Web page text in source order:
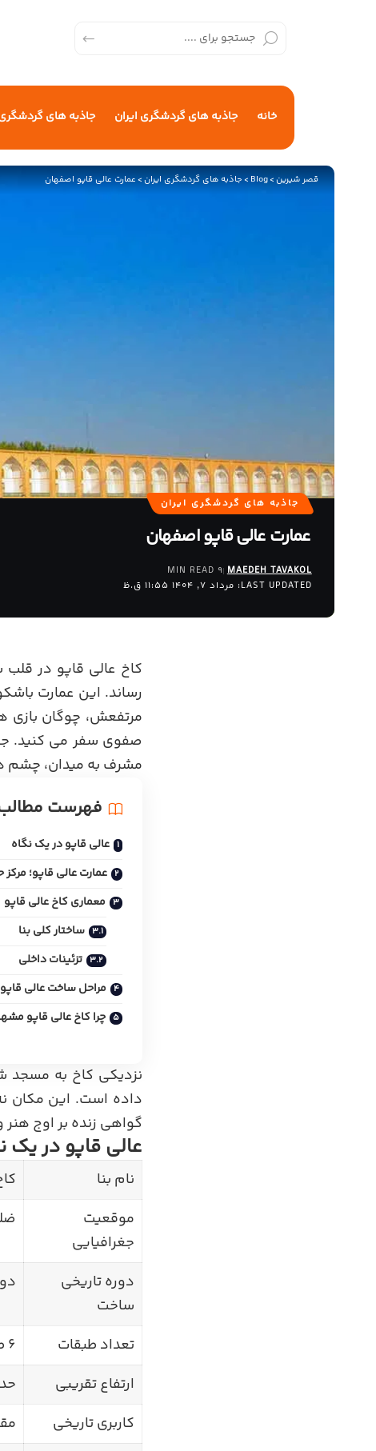
خانه جاذبه های گردشگری ایران جاذبه های
قصر شیرین>
Blog
>جاذبه های گردشگری ایران>عمارت عالی قاپو اصفهان
جاذبه های گردشگری ایران
عمارت عالی قاپو اصفهان
LAST UPDATED: مرداد 7, 1404 11:55 ق.ظ
MAEDEH TAVAKOL
9 MIN READ
کاخ عالی قاپو در
رساند. این عمارت
مرتفعش، چوگان بازی
صفوی سفر می کنید.
مشرف به میدان، چشم
فهرست
عالی قاپو در یک نگاه
عمارت عالی قاپو؛
معماری کاخ عالی قاپو
ساختار کلی بنا
تزئینات داخلی
مراحل ساخت عالی قاپو
چرا کاخ عالی قاپو
نزدیکی کاخ به مسجد
داده است. این مکان
گواهی زنده بر اوج
عالی قاپو در یک
نام بنا
موقعیت
جغرافیایی
دوره تاریخی
ساخت
تعداد طبقات
۶ طبقه (با اختلاف سطح داخلی)
ارتفاع تقریبی
کاربری تاریخی